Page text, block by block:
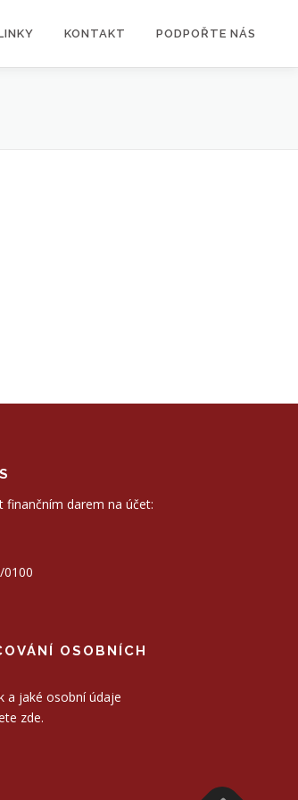
KONTAKT PODPOŘTE NÁS
darem na účet:
0100
OSOBNÍCH
a jaké osobní údaje
zde.